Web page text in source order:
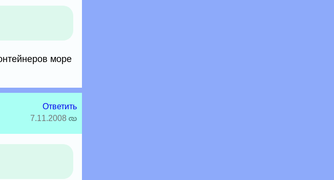
море
Ответить
7.11.2008